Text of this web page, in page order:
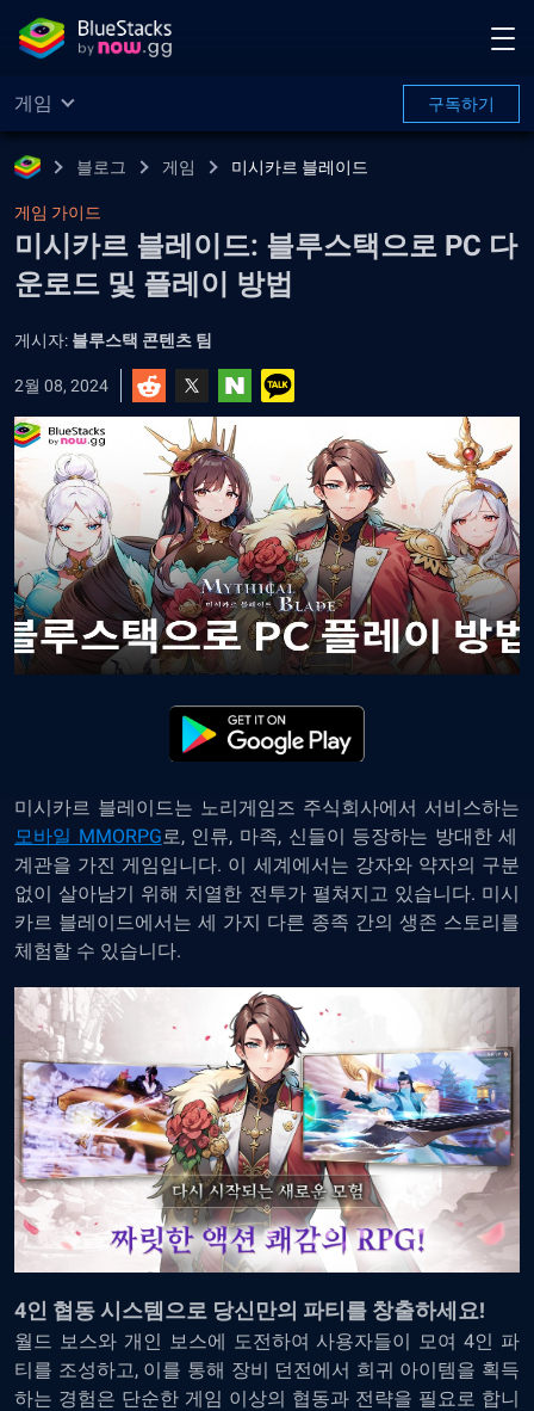
게임 구독하기
블로그 게임 미시카르 블레이드
게임 가이드
미시카르 블레이드: 블루스택으로 PC 다
운로드 및 플레이 방법
게시자: 블루스택 콘텐츠 팀
2월 08, 2024
미시카르 블레이드는 노리게임즈 주식회사에서 서비스하는
모바일 MMORPG로, 인류, 마족, 신들이 등장하는 방대한 세
계관을 가진 게임입니다. 이 세계에서는 강자와 약자의 구분
없이 살아남기 위해 치열한 전투가 펼쳐지고 있습니다. 미시
카르 블레이드에서는 세 가지 다른 종족 간의 생존 스토리를
체험할 수 있습니다.
4인 협동 시스템으로 당신만의 파티를 창출하세요!
월드 보스와 개인 보스에 도전하여 사용자들이 모여 4인 파
티를 조성하고, 이를 통해 장비 던전에서 희귀 아이템을 획득
하는 경험은 단순한 게임 이상의 협동과 전략을 필요로 합니